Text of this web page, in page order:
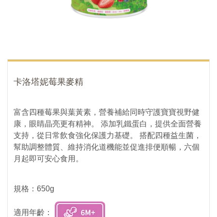
卡洛塔妮莓果麥精
富含四種莓果與葉黃素，營養補給同時守護寶寶視野健
康，眼睛晶亮更有精神。 添加乳鐵蛋白，提供全面營養
支持，從日常飲食強化保護力基礎。 搭配四種益生菌，
幫助調整體質、維持消化道機能並促進排便順暢，六個
月起即可安心食用。
規格：650g
適用年齡：